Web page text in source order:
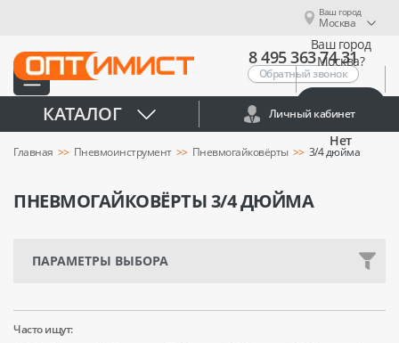
Ваш город
Москва
Ваш город
Москва?
Нет
8 495 363 74 31
Обратный звонок
КАТАЛОГ Личный кабинет
Главная Пневмоинструмент Пневмогайковёрты 3/4 дюйма
ПНЕВМОГАЙКОВЁРТЫ 3/4 ДЮЙМА
ПАРАМЕТРЫ ВЫБОРА
Часто ищут: